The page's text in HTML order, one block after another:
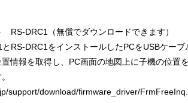
RS-DRC1（無償でダウンロードできます）
RS-DRC1をインストールしたPCをUSBケーブ
情報を取得し、PC画面の地図上に子機の位置
support/download/firmware_driver/